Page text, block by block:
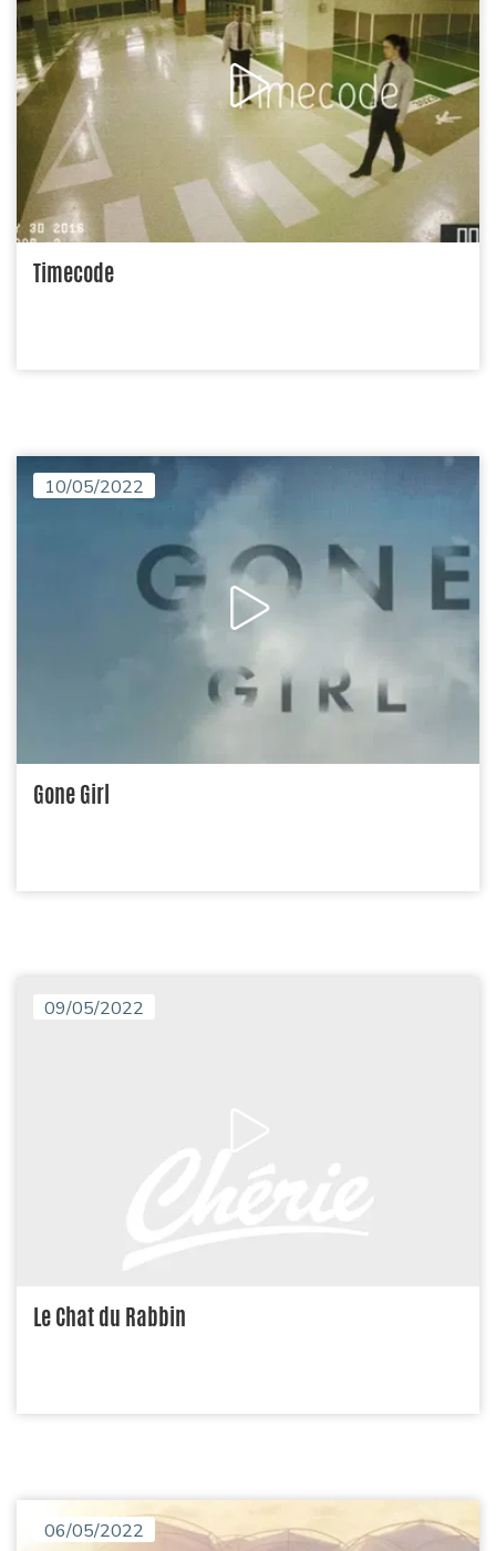
Timecode
10/05/2022
Gone Girl
09/05/2022
Le Chat du Rabbin
06/05/2022